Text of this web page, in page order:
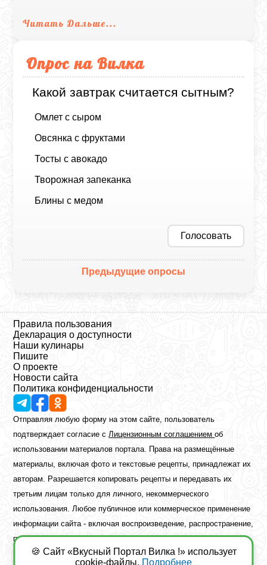
Читать Дальше...
Опрос на Вилка
Какой завтрак считается сытным?
Омлет с сыром
Овсянка с фруктами
Тосты с авокадо
Творожная запеканка
Блины с медом
Голосовать
Предыдущие опросы
Правила пользования
Декларация о доступности
Наши кулинары
Пишите
О проекте
Новости сайта
Политика конфиденциальности
Отправляя любую форму на этом сайте, пользователь
подтверждает согласие сЛицензионным соглашениемоб
использовании материалов портала. Права на размещённые
материалы, включая фото и текстовые рецепты, принадлежат их
авторам. Разрешается копировать рецепты и передавать их
третьим лицам только для личного, некоммерческого
использования. Любое публичное или коммерческое применение
информации сайта - включая воспроизведение, распространение,
публикацию или обработку - возможно лишь при наличии
предварительного письменного разрешения правообладателя.
🍪 Сайт «Вкусный Портал Вилка !» использует
cookie-файлы. Подробнее